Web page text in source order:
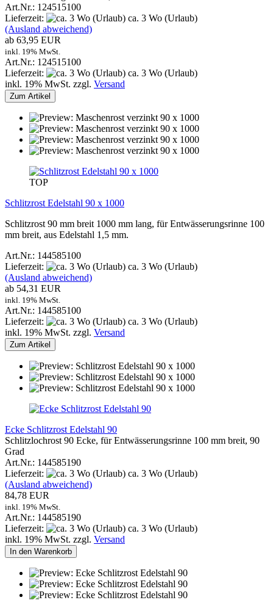
Art.Nr.: 124515100
Lieferzeit:
ca. 3 Wo (Urlaub)
(Ausland abweichend)
ab 63,95 EUR
inkl. 19% MwSt.
Art.Nr.: 124515100
Lieferzeit:
ca. 3 Wo (Urlaub)
inkl. 19% MwSt. zzgl. Versand
Zum Artikel
TOP
Schlitzrost Edelstahl 90 x 1000
Schlitzrost 90 mm breit 1000 mm lang, für Entwässerungsrinne 100
mm breit, aus Edelstahl 1,5 mm.
Art.Nr.: 144585100
Lieferzeit:
ca. 3 Wo (Urlaub)
(Ausland abweichend)
ab 54,31 EUR
inkl. 19% MwSt.
Art.Nr.: 144585100
Lieferzeit:
ca. 3 Wo (Urlaub)
inkl. 19% MwSt. zzgl. Versand
Zum Artikel
Ecke Schlitzrost Edelstahl 90
Schlitzlochrost 90 Ecke, für Entwässerungsrinne 100 mm breit, 90
Grad
Art.Nr.: 144585190
Lieferzeit:
ca. 3 Wo (Urlaub)
(Ausland abweichend)
84,78 EUR
inkl. 19% MwSt.
Art.Nr.: 144585190
Lieferzeit:
ca. 3 Wo (Urlaub)
inkl. 19% MwSt. zzgl. Versand
In den Warenkorb